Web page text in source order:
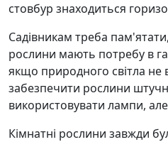
стовбур знаходиться
Садівникам треба
рослини мають потребу в
якщо природного світла не
забезпечити рослини
використовувати лампи,
Кімнатні рослини завжди